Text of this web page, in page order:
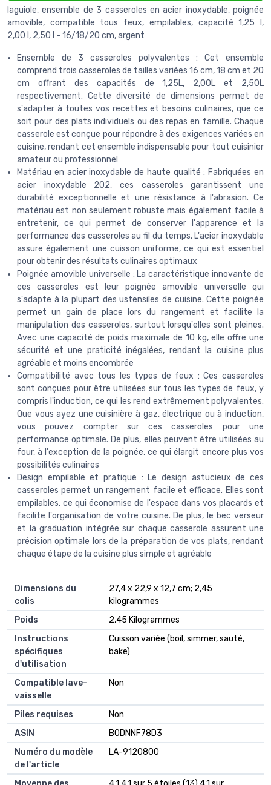
laguiole, ensemble de 3 casseroles en acier inoxydable, poignée
amovible, compatible tous feux, empilables, capacité 1,25 l,
2,00 l, 2,50 l - 16/18/20 cm, argent
Ensemble de 3 casseroles polyvalentes : Cet ensemble
comprend trois casseroles de tailles variées 16 cm, 18 cm et 20
cm offrant des capacités de 1,25L, 2,00L et 2,50L
respectivement. Cette diversité de dimensions permet de
s'adapter à toutes vos recettes et besoins culinaires, que ce
soit pour des plats individuels ou des repas en famille. Chaque
casserole est conçue pour répondre à des exigences variées en
cuisine, rendant cet ensemble indispensable pour tout cuisinier
amateur ou professionnel
Matériau en acier inoxydable de haute qualité : Fabriquées en
acier inoxydable 202, ces casseroles garantissent une
durabilité exceptionnelle et une résistance à l'abrasion. Ce
matériau est non seulement robuste mais également facile à
entretenir, ce qui permet de conserver l'apparence et la
performance des casseroles au fil du temps. L'acier inoxydable
assure également une cuisson uniforme, ce qui est essentiel
pour obtenir des résultats culinaires optimaux
Poignée amovible universelle : La caractéristique innovante de
ces casseroles est leur poignée amovible universelle qui
s'adapte à la plupart des ustensiles de cuisine. Cette poignée
permet un gain de place lors du rangement et facilite la
manipulation des casseroles, surtout lorsqu'elles sont pleines.
Avec une capacité de poids maximale de 10 kg, elle offre une
sécurité et une praticité inégalées, rendant la cuisine plus
agréable et moins encombrée
Compatibilité avec tous les types de feux : Ces casseroles
sont conçues pour être utilisées sur tous les types de feux, y
compris l'induction, ce qui les rend extrêmement polyvalentes.
Que vous ayez une cuisinière à gaz, électrique ou à induction,
vous pouvez compter sur ces casseroles pour une
performance optimale. De plus, elles peuvent être utilisées au
four, à l'exception de la poignée, ce qui élargit encore plus vos
possibilités culinaires
Design empilable et pratique : Le design astucieux de ces
casseroles permet un rangement facile et efficace. Elles sont
empilables, ce qui économise de l'espace dans vos placards et
facilite l'organisation de votre cuisine. De plus, le bec verseur
et la graduation intégrée sur chaque casserole assurent une
précision optimale lors de la préparation de vos plats, rendant
chaque étape de la cuisine plus simple et agréable
Dimensions du
colis
‎27,4 x 22,9 x 12,7 cm; 2,45
kilogrammes
Poids
‎2,45 Kilogrammes
Instructions
spécifiques
d'utilisation
‎Cuisson variée (boil, simmer, sauté,
bake)
Compatible lave-
vaisselle
‎Non
Piles requises
‎Non
ASIN
B0DNNF78D3
Numéro du modèle
de l'article
LA-9120800